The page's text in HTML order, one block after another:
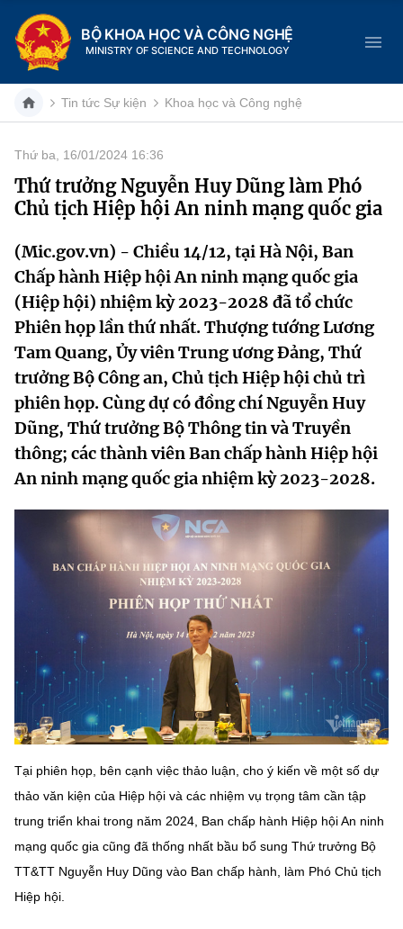
BỘ KHOA HỌC VÀ CÔNG NGHỆ
MINISTRY OF SCIENCE AND TECHNOLOGY
Danh mục
Trang chủ
Giới thiệu
Chức năng nhiệm vụ
Cơ cấu tổ chức
Lịch sử phát triển
Sở Khoa học và Công nghệ
Tin tức sự kiện
Khoa học và Công nghệ
Đổi mới sáng tạo
Chuyển đổi số
Bưu chính, Viễn thông
Sở hữu trí tuệ
Tiêu chuẩn, đo lường, chất lượng
Năng lượng nguyên tử
Tin tổng hợp
Tin địa phương
Dịch vụ công
Hệ thống văn bản
Văn bản QPPL
Văn bản chỉ đạo điều hành
Lấy ý kiến người dân về dự thảo VBQPPL
MST IOFFICE
THỐNG KÊ
Khoa học và Công nghệ
Đổi mới sáng tạo
Chuyển đổi số
Bưu chính, Viễn thông
Sở hữu trí tuệ
Tiêu chuẩn, đo lường, chất lượng
Năng lượng nguyên tử
Infographic
Ảnh
Voice
Nhiệm vụ trọng tâm
Chọn ngôn ngữ
Vietnamese English
Tin tức Sự kiện Khoa học và Công nghệ
Thứ ba, 16/01/2024 16:36
Thứ trưởng Nguyễn Huy Dũng làm Phó
Chủ tịch Hiệp hội An ninh mạng quốc gia
(Mic.gov.vn) - Chiều 14/12, tại Hà Nội, Ban
Chấp hành Hiệp hội An ninh mạng quốc gia
(Hiệp hội) nhiệm kỳ 2023-2028 đã tổ chức
Phiên họp lần thứ nhất. Thượng tướng Lương
Tam Quang, Ủy viên Trung ương Đảng, Thứ
trưởng Bộ Công an, Chủ tịch Hiệp hội chủ trì
phiên họp. Cùng dự có đồng chí Nguyễn Huy
Dũng, Thứ trưởng Bộ Thông tin và Truyền
thông; các thành viên Ban chấp hành Hiệp hội
An ninh mạng quốc gia nhiệm kỳ 2023-2028.
Tại phiên họp, bên cạnh việc thảo luận, cho ý kiến về một số dự
thảo văn kiện của Hiệp hội và các nhiệm vụ trọng tâm cần tập
trung triển khai trong năm 2024, Ban chấp hành Hiệp hội An ninh
mạng quốc gia cũng đã thống nhất bầu bổ sung Thứ trưởng Bộ
TT&TT Nguyễn Huy Dũng vào Ban chấp hành, làm Phó Chủ tịch
Hiệp hội.